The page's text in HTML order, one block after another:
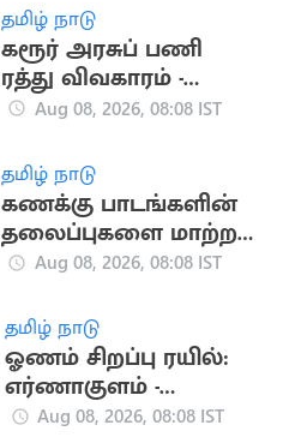
தமிழ் நாடு
கரூர் அரசுப் பணி
ரத்து விவகாரம் -
ஆக.14ல் விசாரணை
Aug 08, 2026, 08:08 IST
தமிழ் நாடு
கணக்கு பாடங்களின்
தலைப்புகளை மாற்ற
திட்டமிட்டுள்ளோம்..
Aug 08, 2026, 08:08 IST
தமிழ் நாடு
ஓணம் சிறப்பு ரயில்:
எர்ணாகுளம் -
பெங்களூரு இடையே
Aug 08, 2026, 08:08 IST